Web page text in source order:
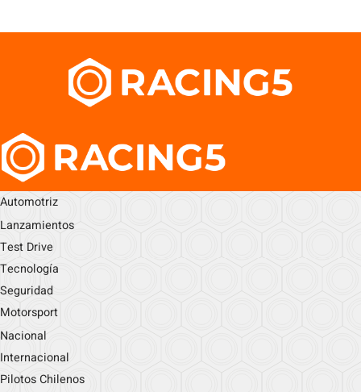
Automotriz
Lanzamientos
Test Drive
Tecnología
Seguridad
Motorsport
Nacional
Internacional
Pilotos Chilenos